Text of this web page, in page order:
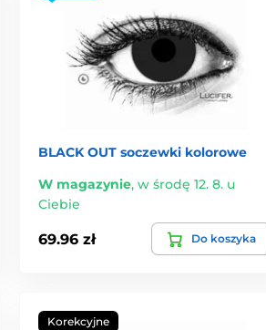
BLACK OUT soczewki kolorowe
W magazynie, w środę 12. 8. u
Ciebie
69.96 zł Do koszyka
Korekcyjne